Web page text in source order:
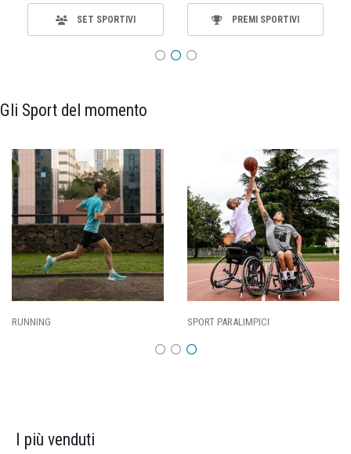
SET SPORTIVI PREMI SPORTIVI
Gli Sport del momento
RUNNING SPORT PARALIMPICI
I più venduti